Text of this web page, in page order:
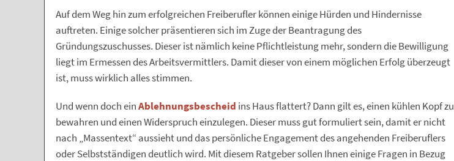
Auf dem Weg hin zum erfolgreichen Freiberufler können einige Hürden und Hindernisse
auftreten. Einige solcher präsentieren sich im Zuge der Beantragung des
Gründungszuschusses. Dieser ist nämlich keine Pflichtleistung mehr, sondern die Bewilligung
liegt im Ermessen des Arbeitsvermittlers. Damit dieser von einem möglichen Erfolg überzeugt
ist, muss wirklich alles stimmen.
Und wenn doch einAblehnungsbescheid ins Haus flattert? Dann gilt es, einen kühlen Kopf zu
bewahren und einen Widerspruch einzulegen. Dieser muss gut formuliert sein, damit er nicht
nach „Massentext“ aussieht und das persönliche Engagement des angehenden Freiberuflers
oder Selbstständigen deutlich wird. Mit diesem Ratgeber sollen Ihnen einige Fragen in Bezug